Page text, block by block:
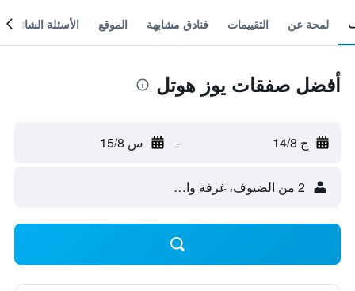
لمحة عن التقييمات فنادق مشابهة الموقع الأسئلة الشائعة
أفضل صفقات يوز هوتل
ج 14/8 - س 15/8
2 من الضيوف، غرفة واحدة